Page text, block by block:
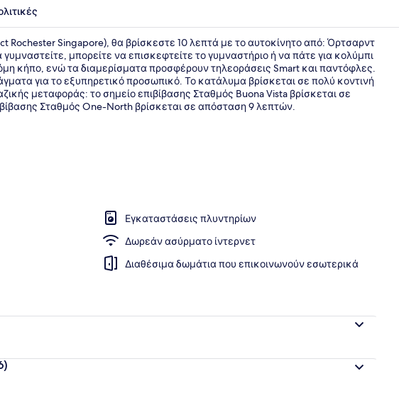
Deluxe
Rochester Singapore), θα βρίσκεστε 10 λεπτά με το αυτοκίνητο από: Όρτσαρντ
μπορείτε να επισκεφτείτε το γυμναστήριο ή να πάτε για κολύμπι
κήπο, ενώ τα διαμερίσματα προσφέρουν τηλεοράσεις Smart και παντόφλες.
για το εξυπηρετικό προσωπικό. Το κατάλυμα βρίσκεται σε πολύ κοντινή
μεταφοράς: το σημείο επιβίβασης Σταθμός Buona Vista βρίσκεται σε
Σταθμός One-North βρίσκεται σε απόσταση 9 λεπτών.
Εγκαταστάσεις πλυντηρίων
Δωρεάν ασύρματο ίντερνετ
Διαθέσιμα δωμάτια που επικοινωνούν εσωτερικά